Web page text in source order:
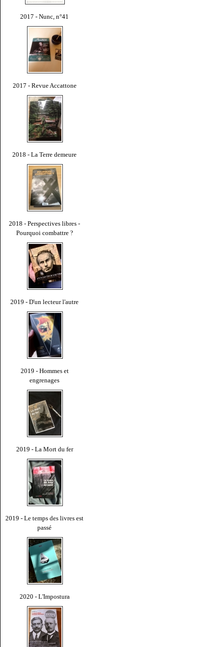
2017 - Nunc, n°41
2017 - Revue Accattone
2018 - La Terre demeure
2018 - Perspectives libres -
Pourquoi combattre ?
2019 - D'un lecteur l'autre
2019 - Hommes et
engrenages
2019 - La Mort du fer
2019 - Le temps des livres est
passé
2020 - L'Impostura